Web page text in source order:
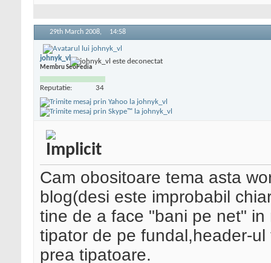
29th March 2008, 14:58
johnyk_vl
Membru SeoPedia
Reputatie: 34
Cam obositoare tema asta
blog(desi este improbabil
tine de a face "bani pe net"
tipator de pe fundal,header-
prea tipatoare.